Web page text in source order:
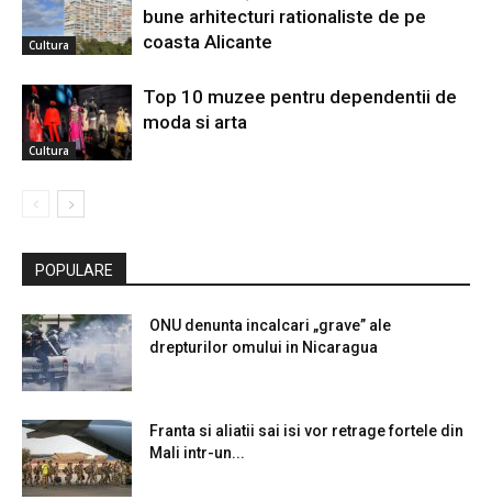
Cultura
bune arhitecturi rationaliste de pe
coasta Alicante
Cultura
Top 10 muzee pentru dependentii de
moda si arta
POPULARE
ONU denunta incalcari „grave” ale
drepturilor omului in Nicaragua
Franta si aliatii sai isi vor retrage fortele din
Mali intr-un...